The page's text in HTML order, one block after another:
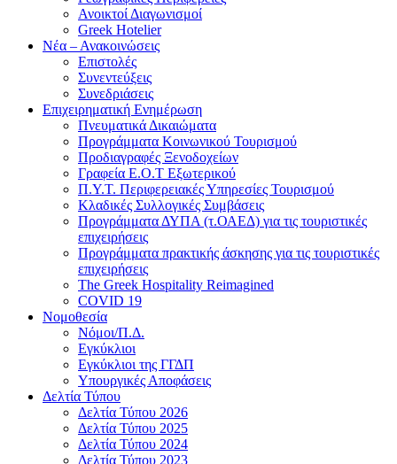
Ανοικτοί Διαγωνισμoί
Greek Hotelier
Νέα – Ανακοινώσεις
Επιστολές
Συνεντεύξεις
Συνεδριάσεις
Επιχειρηματική Ενημέρωση
Πνευματικά Δικαιώματα
Προγράμματα Κοινωνικού Τουρισμού
Προδιαγραφές Ξενοδοχείων
Γραφεία Ε.Ο.Τ Εξωτερικού
Π.Υ.Τ. Περιφερειακές Υπηρεσίες Τουρισμού
Κλαδικές Συλλογικές Συμβάσεις
Προγράμματα ΔΥΠΑ (τ.ΟΑΕΔ) για τις τουριστικές
επιχειρήσεις
Προγράμματα πρακτικής άσκησης για τις τουριστικές
επιχειρήσεις
The Greek Hospitality Reimagined
COVID 19
Νομοθεσία
Νόμοι/Π.Δ.
Εγκύκλιοι
Εγκύκλιοι της ΓΓΔΠ
Υπουργικές Αποφάσεις
Δελτία Τύπου
Δελτία Τύπου 2026
Δελτία Τύπου 2025
Δελτία Τύπου 2024
Δελτία Τύπου 2023